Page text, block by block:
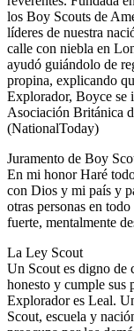
los Boy Scouts de
líderes de nuestra
calle con niebla en
ayudó guiándolo de
propina, explicando
Explorador, Boyce se
Asociación Británica
(NationalToday)
Juramento de Boy
En mi honor Haré
con Dios y mi país y
otras personas en
fuerte, mentalmente
La Ley Scout
Un Scout es digno de
honesto y cumple sus
Explorador es Leal.
Scout, escuela y